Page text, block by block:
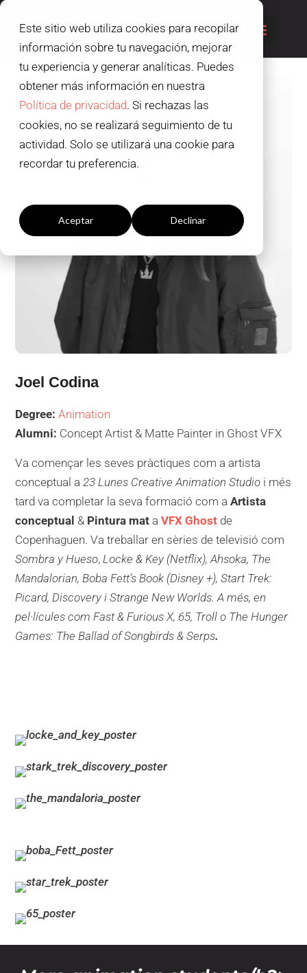
Este sitio web utiliza cookies para recopilar
información sobre tu navegación, mejorar
tu experiencia y generar analíticas. Puedes
obtener más información en nuestra
Política de privacidad. Si rechazas las
cookies, no se realizará seguimiento de tu
actividad. Solo se utilizará una cookie para
recordar tu preferencia.
Aceptar Declinar
Joel Codina
Degree: Animation
Alumni: Concept Artist & Matte Painter in Ghost VFX
Va començar les seves pràctiques com a artista
conceptual a23 Lunes Creative Animation Studio i més
tard va completar la seva formació com aArtista
conceptual & Pintura mat aVFX Ghost de
Copenhaguen. Va treballar en sèries de televisió com
Sombra y Hueso,Locke & Key (Netflix), Ahsoka, The
Mandalorian, Boba Fett’s Book (Disney +), Start Trek:
Picard, Discovery i Strange New Worlds. A més, en
pel·lícules comFast & Furious X, 65, Troll o The Hunger
Games: The Ballad of Songbirds & Serps.